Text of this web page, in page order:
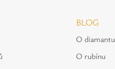
BLOG
O diamantu
O rubínu